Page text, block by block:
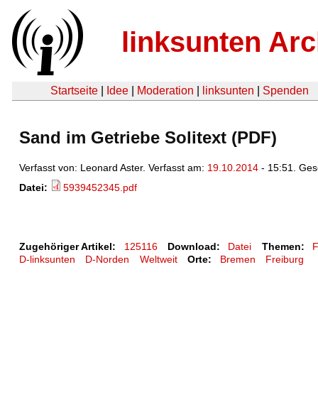
linksunten
Startseite Idee Moderation linksunten Spenden
Sand im Getriebe Solitext (PDF)
Verfasst von: Leonard Aster. Verfasst am: 19.10.2014 - 15:51.
Datei:
5939452345.pdf
Zugehöriger Artikel: 125116 Download: Datei Themen:
D-linksunten
D-Norden Weltweit Orte: Bremen Freiburg